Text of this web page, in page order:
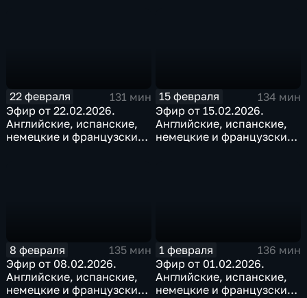
22 февраля
131 мин
Эфир от 22.02.2026.
Английские, испанские,
немецкие и французские
15 февраля
134 мин
Эфир от 15.02.2026.
Английские, испанские,
немецкие и французские
8 февраля
135 мин
Эфир от 08.02.2026.
Английские, испанские,
немецкие и французские
1 февраля
136 мин
Эфир от 01.02.2026.
Английские, испанские,
немецкие и французские